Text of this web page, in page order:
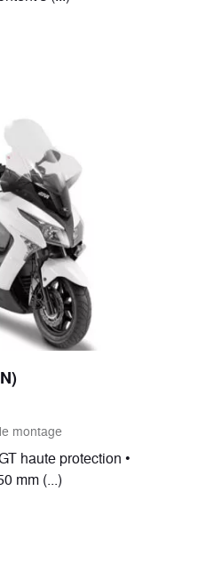
montage
haute protection •
mm (...)